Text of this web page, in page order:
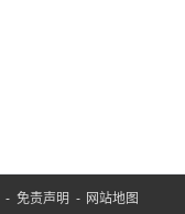
-免责声明 - 网站地图